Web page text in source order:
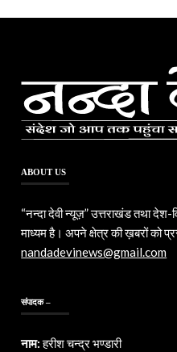
ABOUT US
“नन्दा देवी न्यूज़” उत्तराखंड तथा
माध्यम है। अपने क्षेत्र की ख़बरों को
nandadevinews@gmail.com
संपादक –
नाम:हरीश चन्द्र भण्डारी